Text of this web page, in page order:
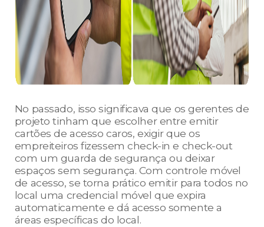
No passado, isso significava que os gerentes de
projeto tinham que escolher entre emitir
cartões de acesso caros, exigir que os
empreiteiros fizessem check-in e check-out
com um guarda de segurança ou deixar
espaços sem segurança. Com controle móvel
de acesso, se torna prático emitir para todos no
local uma credencial móvel que expira
automaticamente e dá acesso somente a
áreas específicas do local.